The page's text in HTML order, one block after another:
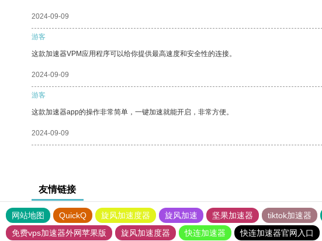
2024-09-09
游客
这款加速器VPM应用程序可以给你提供最高速度和安全性的连接。
2024-09-09
游客
这款加速器app的操作非常简单，一键加速就能开启，非常方便。
2024-09-09
友情链接
网站地图 QuickQ 旋风加速度器 旋风加速 坚果加速器 tiktok加速器
免费vps加速器外网苹果版
旋风加速度器 快连加速器 快连加速器官网入口